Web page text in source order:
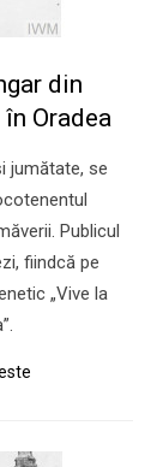
din
Oradea
jumătate, se
Publicul
fiindcă pe
„Vive la